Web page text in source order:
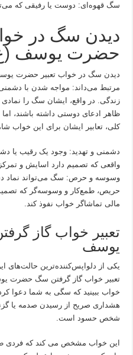
سگ قهوه‌ای: دوست یا رفیقی که
دیدن سگ در
حضرت یوسف
دیدن سگ در خواب تعبیر حضرت
مرتبط می‌داند: مواجه شدن با دشمنی
زندگی. در واقع، ایشان سگ را نمادی
ظاهر ادعای دوستی داشته باشند،
کلی، تعابیر ایشان برای این خواب
دشمنی و تهدید: وجود یک رقیب یا
واقعی که تصمیم دارد اسایش و
وسوسه و حرص: سگ می‌تواند نماد
حریص، طمع‌کار و وسوسه‌گر که
مالی تماشاگر خواب نفوذ کند.
تعبیر خواب گاز
یوسف
یکی از دلواپس‌کننده‌ترین حالت‌های
تعبیر خواب گاز گرفتن سگ حضرت
خواب ببینید که سگی به شما دعوا
هشداری صریح از رسیدن صدمه یا
شخص حسود است.
این خواب مشخص می کند که فردی